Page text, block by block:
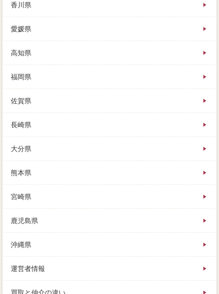
香川県
愛媛県
高知県
福岡県
佐賀県
長崎県
大分県
熊本県
宮崎県
鹿児島県
沖縄県
運営者情報
買取と仲介の違い